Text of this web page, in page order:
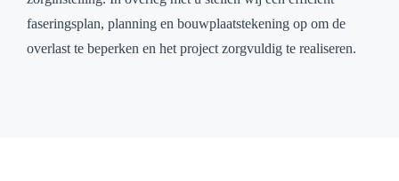
faseringsplan, planning en bouwplaatstekening op om de
overlast te beperken en het project zorgvuldig te realiseren.